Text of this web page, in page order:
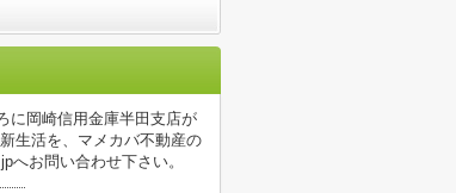
に岡崎信用金庫半田支店が
生活を、マメカバ不動産の
お問い合わせ下さい。